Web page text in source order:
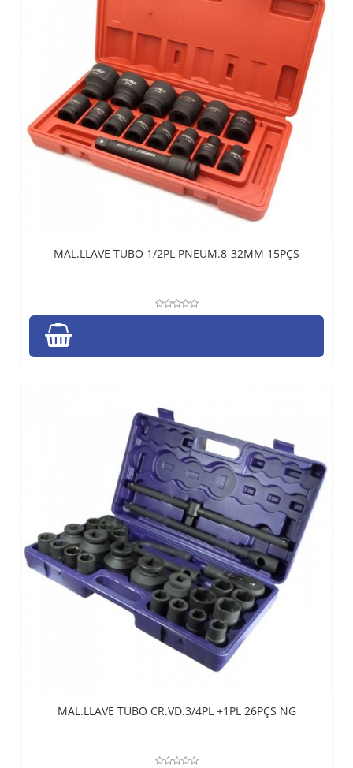
MAL.LLAVE TUBO 1/2PL PNEUM.8-32MM 15PÇS
MAL.LLAVE TUBO CR.VD.3/4PL +1PL 26PÇS NG